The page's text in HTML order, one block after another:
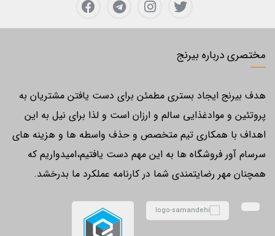
مختصری درباره بیرنج
هدف بیرنج ایجاد بستری مطمئن برای دست یافتن مشتریان به
پروتئین و موادغذایی سالم و ارزان است و لذا برای نیل به این
اهداف با همکاری تیم متخصص و حذف واسطه ها و هزینه های
سرسام آور فروشگاه ها به این مهم دست یافتیم،امیدواریم که
همچنان مهر رضایتمندی شما در کارنامه عملکرد ما بدرخشد.